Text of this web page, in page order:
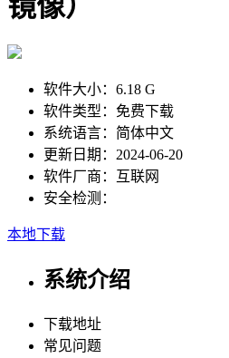
镜像）
软件大小： 6.18 G
软件类型： 免费下载
系统语言： 简体中文
更新日期： 2024-06-20
软件厂商： 互联网
安全检测：
本地下载
系统介绍
下载地址
常见问题